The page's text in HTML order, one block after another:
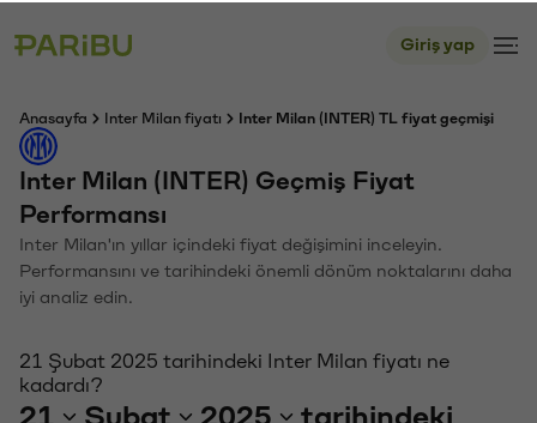
Giriş yap
Anasayfa Inter Milan fiyatı Inter Milan (INTER) TL fiyat geçmişi
Inter Milan (INTER) Geçmiş Fiyat
Performansı
Inter Milan'ın yıllar içindeki fiyat değişimini inceleyin.
Performansını ve tarihindeki önemli dönüm noktalarını daha
iyi analiz edin.
21 Şubat 2025 tarihindeki Inter Milan fiyatı ne
kadardı?
21 Şubat 2025
tarihindeki